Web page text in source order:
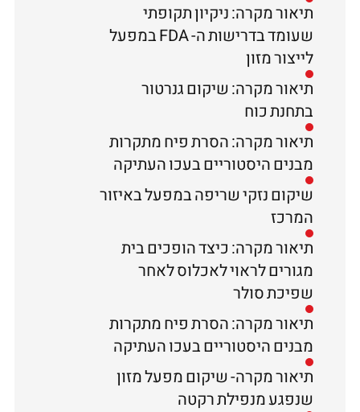
תיאור מקרה: ניקיון תקופתי
שעומד בדרישות ה- FDA במפעל
לייצור מזון
תיאור מקרה: שיקום גנרטור
בתחנת כוח
תיאור מקרה: הסרת פיח מתקרות
מבנים היסטוריים בעכו העתיקה
שיקום נזקי שריפה במפעל באיזור
המרכז
תיאור מקרה: כיצד הופכים בית
מגורים לראוי לאכלוס לאחר
שפיכת סולר
תיאור מקרה: הסרת פיח מתקרות
מבנים היסטוריים בעכו העתיקה
תיאור מקרה- שיקום מפעל מזון
שנפגע מנפילת רקטה